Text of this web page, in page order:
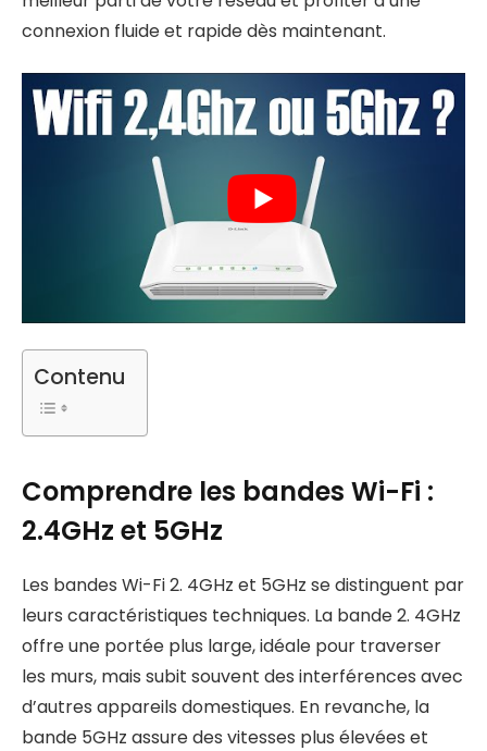
connexion fluide et rapide dès maintenant.
Contenu
Comprendre les bandes Wi-Fi :
2.4GHz et 5GHz
Les bandes Wi-Fi 2. 4GHz et 5GHz se distinguent par
leurs caractéristiques techniques. La bande 2. 4GHz
offre une portée plus large, idéale pour traverser
les murs, mais subit souvent des interférences avec
d’autres appareils domestiques. En revanche, la
bande 5GHz assure des vitesses plus élevées et